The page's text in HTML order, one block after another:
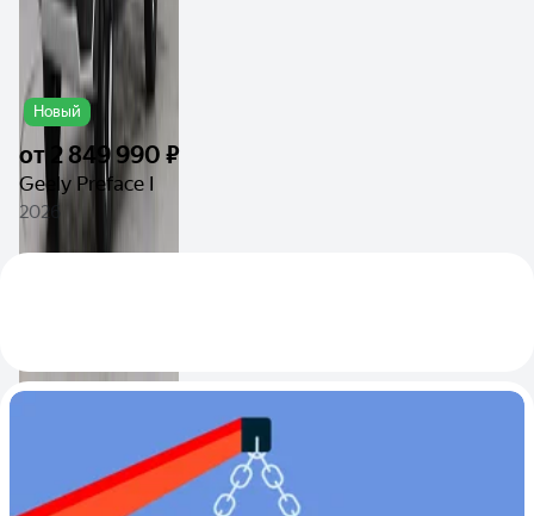
Новый
от 2 849 990 ₽
Geely Preface I
2026